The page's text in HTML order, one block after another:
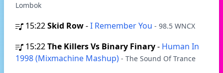
Lombok
15:22Skid Row-I Remember You - 98.5 WNCX
15:22The Killers Vs Binary Finary- Human In
1998 (Mixmachine Mashup) - The Sound Of Trance